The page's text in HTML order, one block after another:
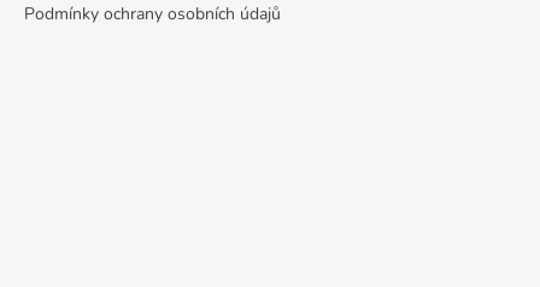
Podmínky ochrany osobních údajů